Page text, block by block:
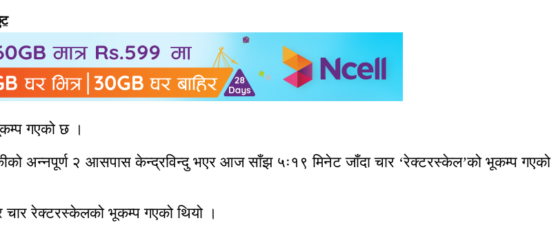
गएको छ ।
अन्नपूर्ण २ आसपास केन्द्रविन्दु भएर आज साँझ ५ः१९ मिनेट जाँदा चार ‘रेक्टरस्केल’को भूकम्प गएको
रेक्टरस्केलको भूकम्प गएको थियो ।